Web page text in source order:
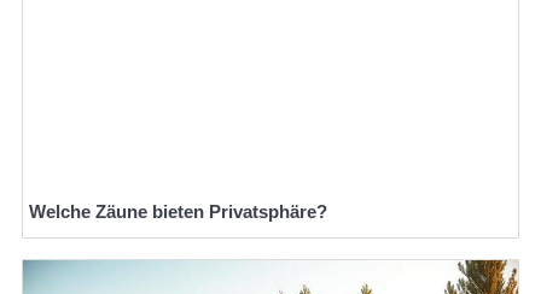
Welche Zäune bieten Privatsphäre?